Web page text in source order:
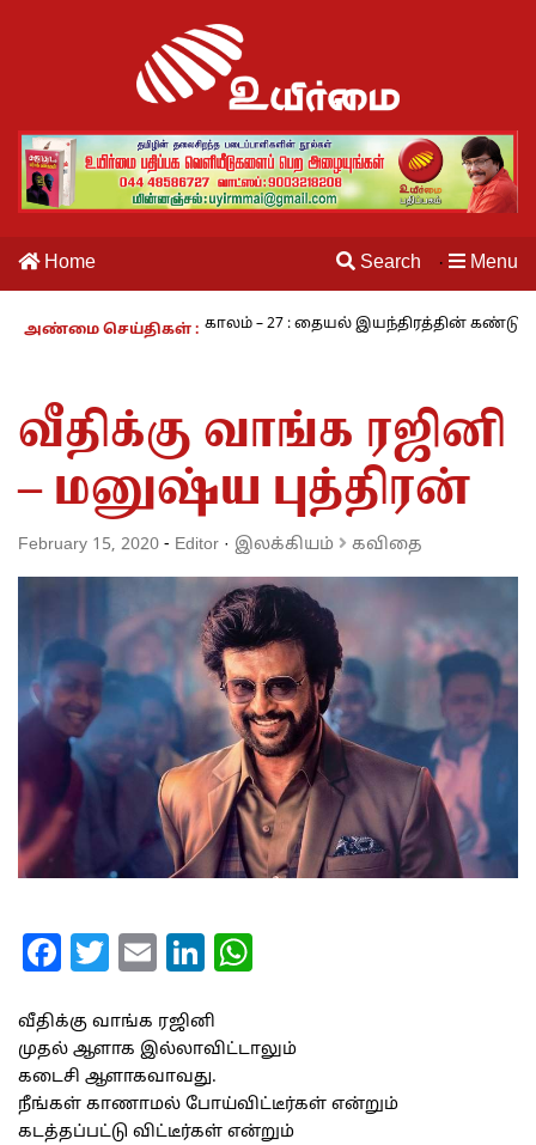
Home Search · Menu
அண்மை செய்திகள் :
நாம் வாழும் காலம் – 27 : தையல் இயந்திரத்தின்
வீதிக்கு வாங்க ரஜினி
– மனுஷ்ய புத்திரன்
February 15, 2020 - Editor · இலக்கியம் கவிதை
Facebook
Twitter
EmailLinkedIn
வீதிக்கு வாங்க ரஜினி
முதல் ஆளாக இல்லாவிட்டாலும்
கடைசி ஆளாகவாவது.
நீங்கள் காணாமல் போய்விட்டீர்கள் என்றும்
கடத்தப்பட்டு விட்டீர்கள் என்றும்